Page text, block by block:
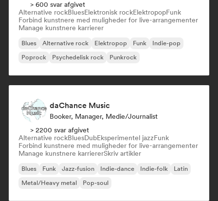
> 600 svar afgivet
Alternative rockBluesElektronisk rockElektropopFunk
Forbind kunstnere med muligheder for live-arrangementer
Manage kunstnere karrierer
Blues Alternative rock Elektropop Funk
Indie-pop
Poprock
Psychedelisk rock Punkrock
daChance Music
Booker, Manager, Medie/journalist
> 2200 svar afgivet
Alternative rockBluesDubEksperimentel jazzFunk
Forbind kunstnere med muligheder for live-arrangementer
Manage kunstnere karriererSkriv artikler
Blues Funk Jazz-fusion Indie-dance Indie-folk
Latin
Metal/Heavy metal
Pop-soul